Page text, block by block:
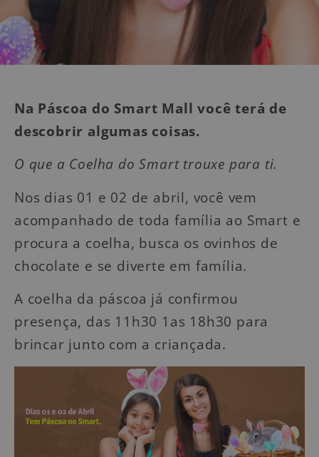
Na Páscoa do Smart Mall você terá de
descobrir algumas coisas.
O que a Coelha do Smart trouxe para ti.
Nos dias 01 e 02 de abril, você vem
acompanhado de toda famí­lia ao Smart e
procura a coelha, busca os ovinhos de
chocolate e se diverte em famí­lia.
A coelha da páscoa já confirmou
presença, das 11h30 1as 18h30 para
brincar junto com a criançada.